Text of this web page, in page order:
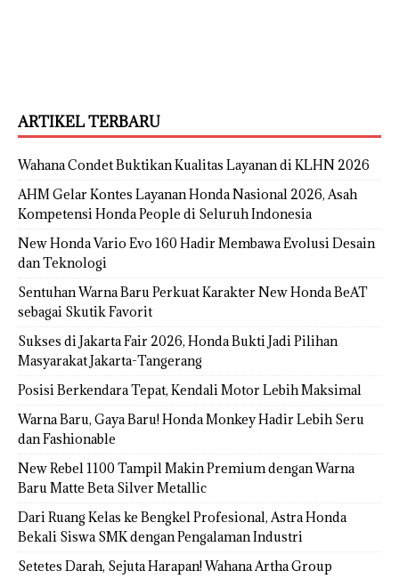
ARTIKEL TERBARU
Wahana Condet Buktikan Kualitas Layanan di KLHN 2026
AHM Gelar Kontes Layanan Honda Nasional 2026, Asah
Kompetensi Honda People di Seluruh Indonesia
New Honda Vario Evo 160 Hadir Membawa Evolusi Desain
dan Teknologi
Sentuhan Warna Baru Perkuat Karakter New Honda BeAT
sebagai Skutik Favorit
Sukses di Jakarta Fair 2026, Honda Bukti Jadi Pilihan
Masyarakat Jakarta-Tangerang
Posisi Berkendara Tepat, Kendali Motor Lebih Maksimal
Warna Baru, Gaya Baru! Honda Monkey Hadir Lebih Seru
dan Fashionable
New Rebel 1100 Tampil Makin Premium dengan Warna
Baru Matte Beta Silver Metallic
Dari Ruang Kelas ke Bengkel Profesional, Astra Honda
Bekali Siswa SMK dengan Pengalaman Industri
Setetes Darah, Sejuta Harapan! Wahana Artha Group